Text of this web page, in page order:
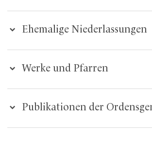
Ehemalige Niederlassungen
Werke und Pfarren
Publikationen der